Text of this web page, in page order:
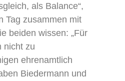
als Balance“,
Tag zusammen mit
beiden wissen: „Für
nicht zu
ehrenamtlich
Biedermann und